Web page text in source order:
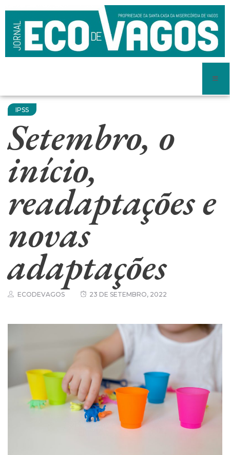
IPSS
Setembro, o
início,
readaptações e
novas
adaptações
ECODEVAGOS 23 DE SETEMBRO, 2022